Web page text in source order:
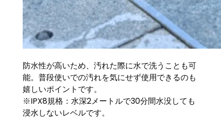
防水性が高いため、汚れた際に水で洗うことも可
能。普段使いでの汚れを気にせず使用できるのも
嬉しいポイントです。
※IPX8規格：水深2メートルで30分間水没しても
浸水しないレベルです。